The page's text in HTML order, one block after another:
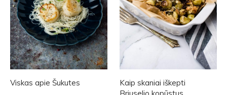
Viskas apie Šukutes
Kaip skaniai iškepti